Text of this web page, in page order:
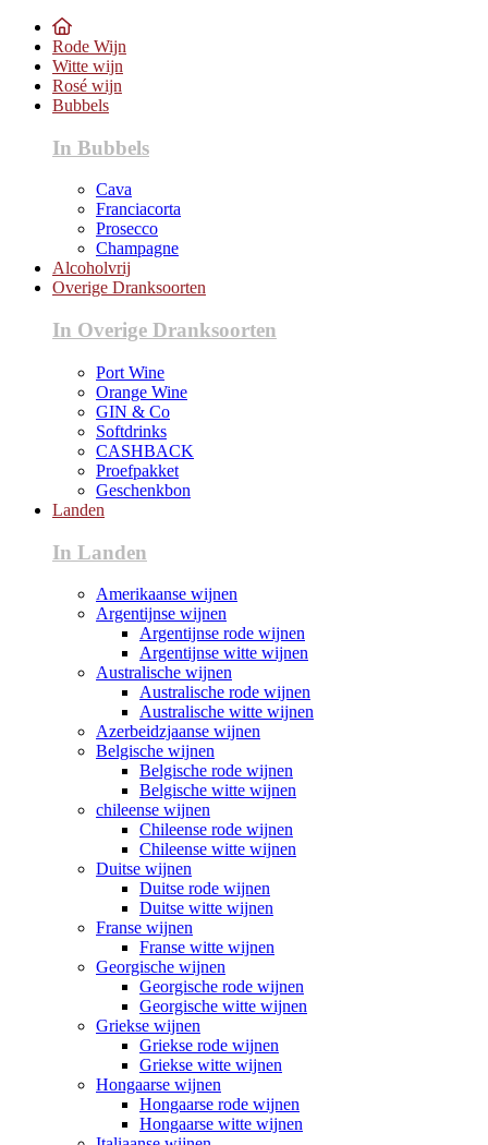
Rode Wijn
Witte wijn
Rosé wijn
Bubbels
In Bubbels
Cava
Franciacorta
Prosecco
Champagne
Alcoholvrij
Overige Dranksoorten
In Overige Dranksoorten
Port Wine
Orange Wine
GIN & Co
Softdrinks
CASHBACK
Proefpakket
Geschenkbon
Landen
In Landen
Amerikaanse wijnen
Argentijnse wijnen
Argentijnse rode wijnen
Argentijnse witte wijnen
Australische wijnen
Australische rode wijnen
Australische witte wijnen
Azerbeidzjaanse wijnen
Belgische wijnen
Belgische rode wijnen
Belgische witte wijnen
chileense wijnen
Chileense rode wijnen
Chileense witte wijnen
Duitse wijnen
Duitse rode wijnen
Duitse witte wijnen
Franse wijnen
Franse witte wijnen
Georgische wijnen
Georgische rode wijnen
Georgische witte wijnen
Griekse wijnen
Griekse rode wijnen
Griekse witte wijnen
Hongaarse wijnen
Hongaarse rode wijnen
Hongaarse witte wijnen